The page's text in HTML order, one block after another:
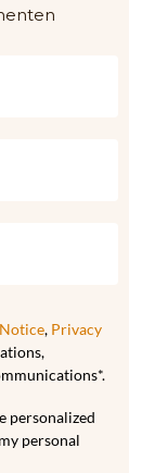
, Privacy
personalized
personal